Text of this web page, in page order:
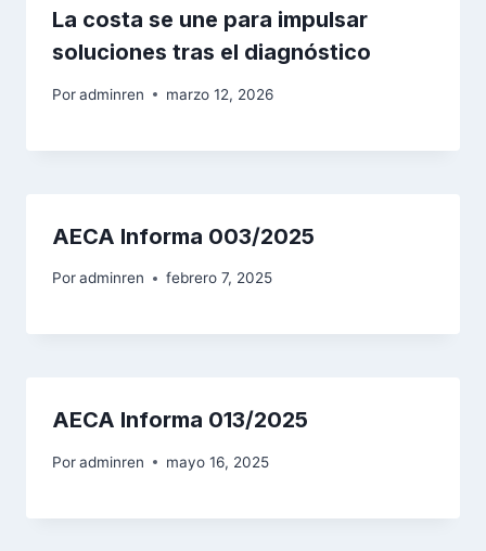
La costa se une para impulsar
soluciones tras el diagnóstico
Poradminren marzo 12, 2026
AECA Informa 003/2025
Poradminren febrero 7, 2025
AECA Informa 013/2025
Poradminren mayo 16, 2025